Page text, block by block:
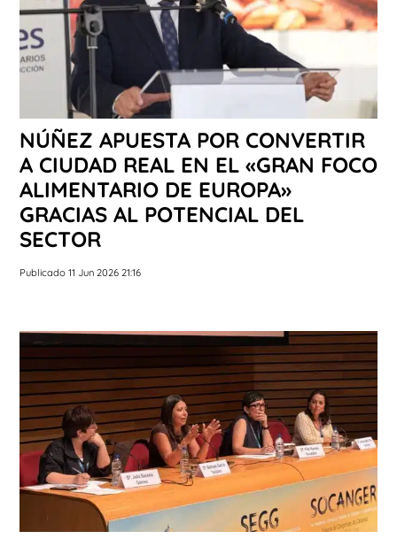
NÚÑEZ APUESTA POR CONVERTIR
A CIUDAD REAL EN EL «GRAN FOCO
ALIMENTARIO DE EUROPA»
GRACIAS AL POTENCIAL DEL
SECTOR
Publicado 11 Jun 2026 21:16